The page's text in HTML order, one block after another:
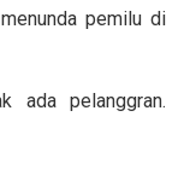
pemilu di
ada pelanggran.